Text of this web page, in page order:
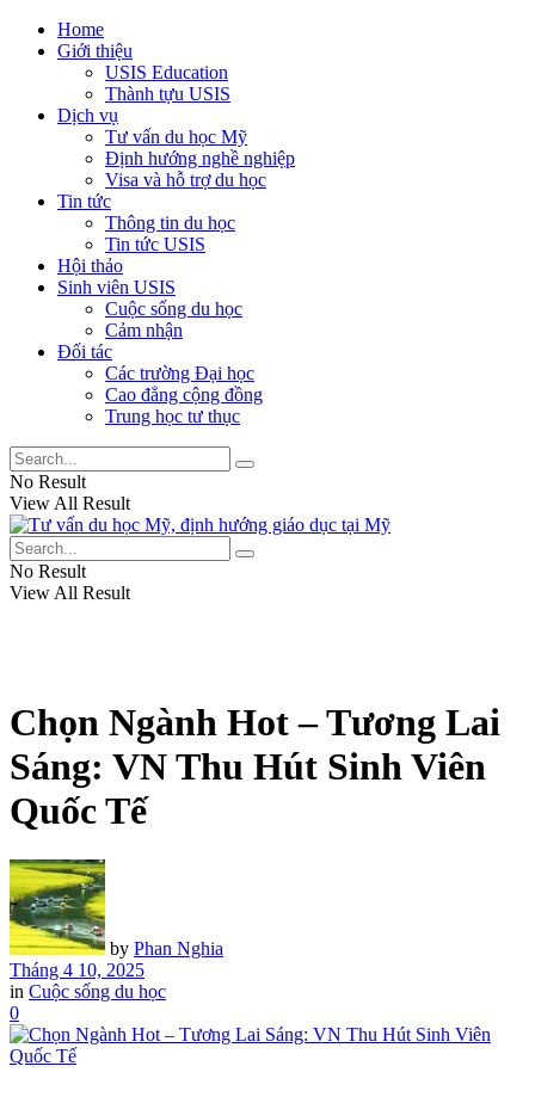
Home
Giới thiệu
USIS Education
Thành tựu USIS
Dịch vụ
Tư vấn du học Mỹ
Định hướng nghề nghiệp
Visa và hỗ trợ du học
Tin tức
Thông tin du học
Tin tức USIS
Hội thảo
Sinh viên USIS
Cuộc sống du học
Cảm nhận
Đối tác
Các trường Đại học
Cao đẳng cộng đồng
Trung học tư thục
No Result
View All Result
No Result
View All Result
Chọn Ngành Hot – Tương Lai
Sáng: VN Thu Hút Sinh Viên
Quốc Tế
by Phan Nghia
Tháng 4 10, 2025
in Cuộc sống du học
0